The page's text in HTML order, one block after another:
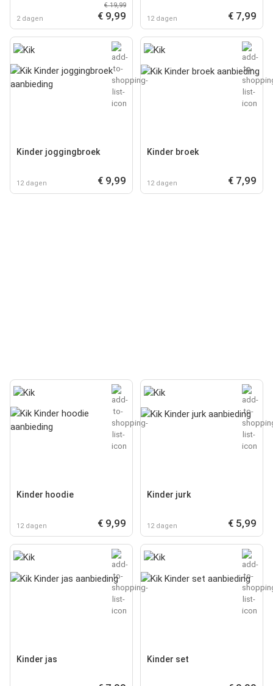
2 dagen
€ 19,99
€ 9,99 12 dagen € 7,99
Kinder joggingbroek
12 dagen € 9,99
Kinder broek
12 dagen € 7,99
Kinder hoodie
12 dagen € 9,99
Kinder jurk
12 dagen € 5,99
Kinder jas Kinder set